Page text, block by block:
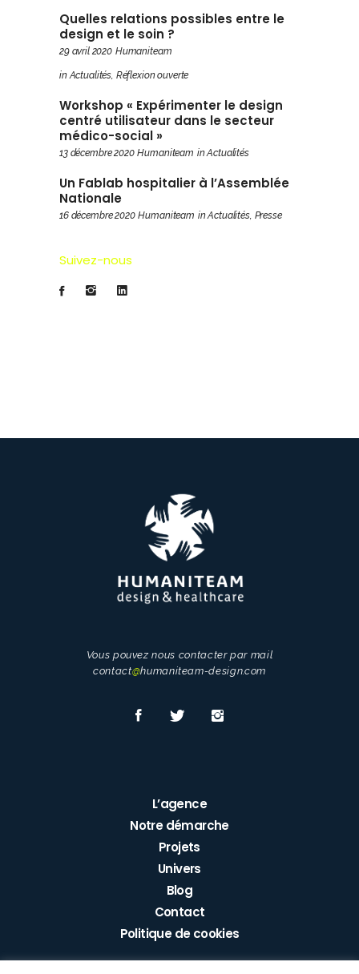
Quelles relations possibles entre le
design et le soin ?
29 avril 2020 Humaniteam
in Actualités Réflexion ouverte
Workshop « Expérimenter le design
centré utilisateur dans le secteur
médico-social »
13 décembre 2020 Humaniteam in Actualités
Un Fablab hospitalier à l’Assemblée
Nationale
16 décembre 2020 Humaniteam in Actualités, Presse
Suivez-nous
Vous pouvez nous contacter par mail
contact@humaniteam-design.com
L’agence
Notre démarche
Projets
Univers
Blog
Contact
Politique de cookies